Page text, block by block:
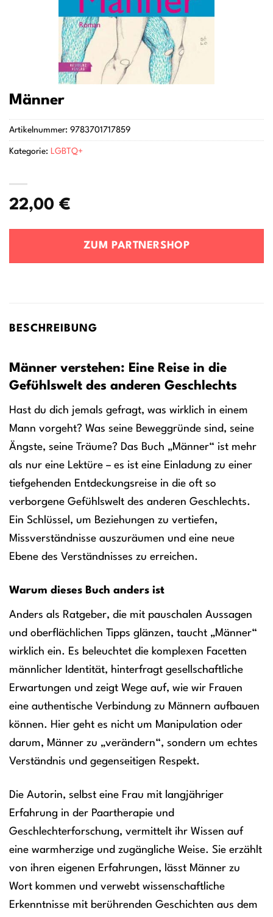
Männer
22,00 €
ZUM PARTNERSHOP
Artikelnummer: 9783701717859
Kategorie: LGBTQ+
BESCHREIBUNG
Männer verstehen: Eine Reise in die
Gefühlswelt des anderen Geschlechts
Hast du dich jemals gefragt, was wirklich in einem
Mann vorgeht? Was seine Beweggründe sind, seine
Ängste, seine Träume? Das Buch „Männer“ ist mehr
als nur eine Lektüre – es ist eine Einladung zu einer
tiefgehenden Entdeckungsreise in die oft so
verborgene Gefühlswelt des anderen Geschlechts.
Ein Schlüssel, um Beziehungen zu vertiefen,
Missverständnisse auszuräumen und eine neue
Ebene des Verständnisses zu erreichen.
Warum dieses Buch anders ist
Anders als Ratgeber, die mit pauschalen Aussagen
und oberflächlichen Tipps glänzen, taucht „Männer“
wirklich ein. Es beleuchtet die komplexen Facetten
männlicher Identität, hinterfragt gesellschaftliche
Erwartungen und zeigt Wege auf, wie wir Frauen
eine authentische Verbindung zu Männern aufbauen
können. Hier geht es nicht um Manipulation oder
darum, Männer zu „verändern“, sondern um echtes
Verständnis und gegenseitigen Respekt.
Die Autorin, selbst eine Frau mit langjähriger
Erfahrung in der Paartherapie und
Geschlechterforschung, vermittelt ihr Wissen auf
eine warmherzige und zugängliche Weise. Sie erzählt
von ihren eigenen Erfahrungen, lässt Männer zu
Wort kommen und verwebt wissenschaftliche
Erkenntnisse mit berührenden Geschichten aus dem